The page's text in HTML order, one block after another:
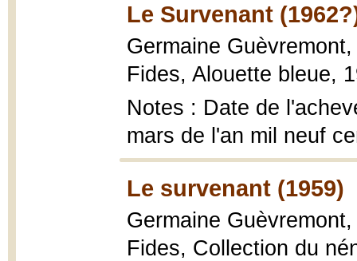
Le Survenant
Germaine
Fides, Alouette bleue,
Notes : Date de
mars de l'an mil neuf
Le survenant (1959)
Germaine
Fides, Collection du